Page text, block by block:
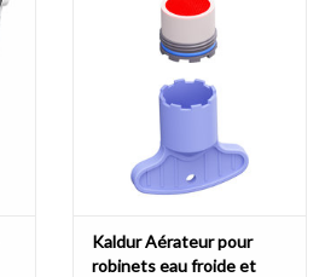
Kaldur Aérateur pour
robinets eau froide et